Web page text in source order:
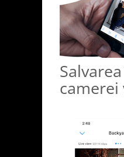
camerei